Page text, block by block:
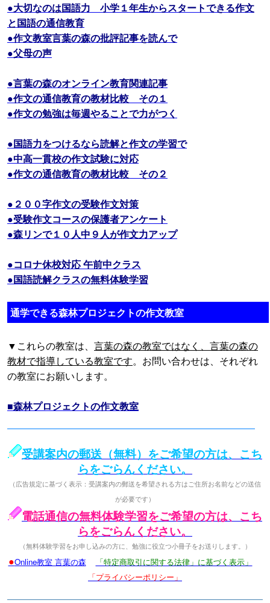
●大切なのは国語力 小学１年生からスタートできる作文
と国語の通信教育
●作文教室言葉の森の批評記事を読んで
●父母の声
●言葉の森のオンライン教育関連記事
●作文の通信教育の教材比較 その１
●作文の勉強は毎週やることで力がつく
●国語力をつけるなら読解と作文の学習で
●中高一貫校の作文試験に対応
●作文の通信教育の教材比較 その２
●２００字作文の受験作文対策
●受験作文コースの保護者アンケート
●森リンで１０人中９人が作文力アップ
●コロナ休校対応 午前中クラス
●国語読解クラスの無料体験学習
通学できる森林プロジェクトの作文教室
▼これらの教室は、 言葉の森の教室ではなく、言葉の森の
教材で指導している教室です。お問い合わせは、それぞれ
の教室にお願いします。
■森林プロジェクトの作文教室
受講案内の郵送（無料）をご希望の方は、こち
らをごらんください。
（広告規定に基づく表示：受講案内の郵送を希望される方はご住所お名前などの送信
が必要です）
電話通信の無料体験学習をご希望の方は、こち
らをごらんください。
（無料体験学習をお申し込みの方に、勉強に役立つ小冊子をお送りします。）
●Online教室 言葉の森
「特定商取引に関する法律」に基づく表示」
「プライバシーポリシー」